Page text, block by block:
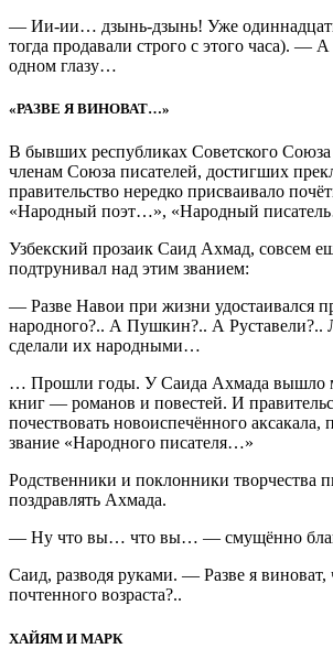
— Ии-ии… дзынь-дзынь! Уже
тогда продавали строго с этого часа). —
одном глазу…
«РАЗВЕ Я ВИНОВАТ…»
В бывших республиках Советского
членам Союза писателей, достигших
правительство нередко присваивало
«Народный поэт…», «Народный
Узбекский прозаик Саид Ахмад, совсем
подтрунивал над этим званием:
— Разве Навои при жизни удостаивался
народного?.. А Пушкин?.. А Руставели?..
сделали их народными…
… Прошли годы. У Саида Ахмада вышло
книг — романов и повестей. И
почествовать новоиспечённого аксакала,
звание «Народного писателя…»
Родственники и поклонники творчества
поздравлять Ахмада.
— Ну что вы… что вы… — смущённо
Саид, разводя руками. — Разве я виноват,
почтенного возраста?..
ХАЙЯМ И МАРК